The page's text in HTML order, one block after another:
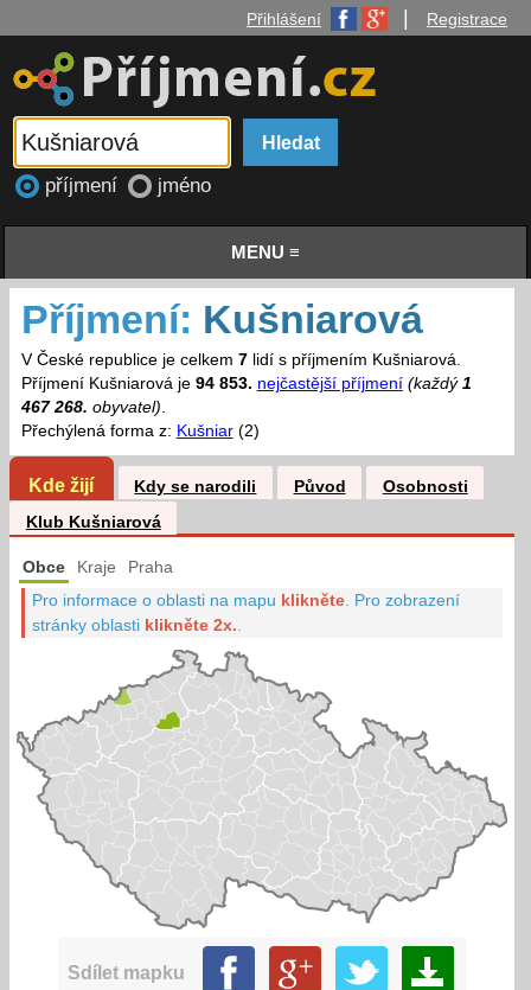
Přihlášení Registrace
příjmení jméno
MENU ≡
Příjmení: Kušniarová
V České republice je celkem 7lidí s příjmením Kušniarová.
Příjmení Kušniarová je 94 853. nejčastější příjmení (každý 1
467 268. obyvatel).
Přechýlená forma z: Kušniar(2)
Kde žijí Kdy se narodili Původ
Osobnosti
Klub Kušniarová
Obce Kraje Praha
Pro informace o oblasti na mapu klikněte Pro zobrazení
stránky oblasti klikněte 2x.
Sdílet mapku